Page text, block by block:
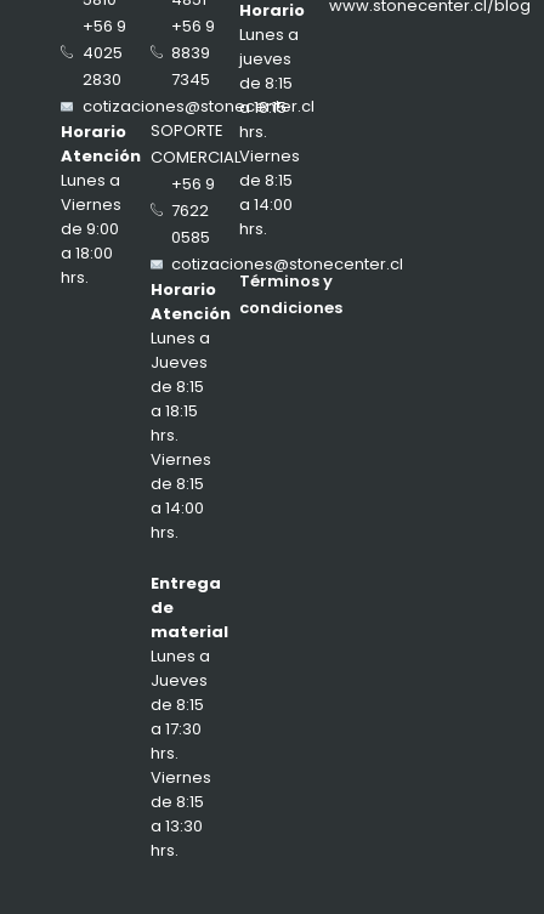
+56 9
4025
2830
cotizaciones@stonecenter.cl
Horario
Atención
Lunes a
Viernes
de 9:00
a 18:00
hrs.
+56 9
8839
7345
SOPORTE
COMERCIAL
+56 9
7622
0585
cotizaciones@stonecenter.cl
Horario
Atención
Lunes a
Jueves
de 8:15
a 18:15
hrs.
Viernes
de 8:15
a 14:00
hrs.
Entrega
de
material
Lunes a
Jueves
de 8:15
a 17:30
hrs.
Viernes
de 8:15
a 13:30
hrs.
Horario
Lunes a
jueves
de 8:15
a 18:15
hrs.
Viernes
de 8:15
a 14:00
hrs.
Términos y
condiciones
www.stonecenter.cl/blog